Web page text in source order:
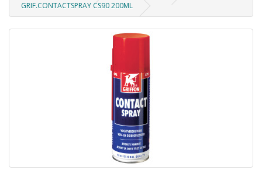
GRIF.CONTACTSPRAY CS90 200ML